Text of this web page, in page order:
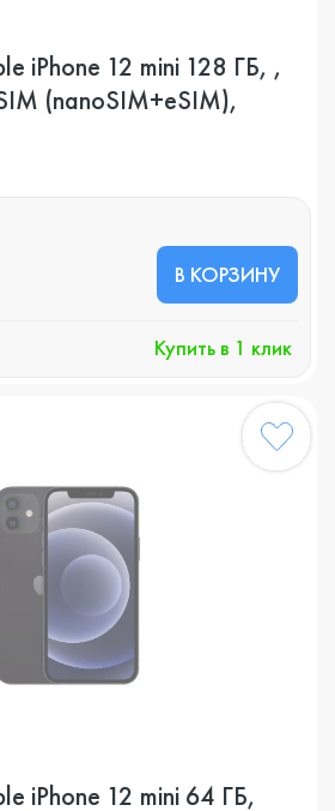
iPhone 12 mini 128 ГБ, ,
(nanoSIM+eSIM),
В КОРЗИНУ
Купить в 1 клик
iPhone 12 mini 64 ГБ,